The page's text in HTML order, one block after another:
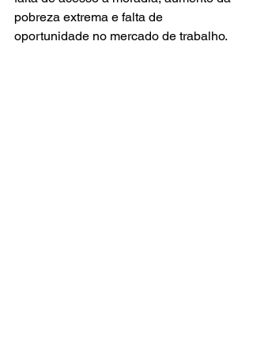
pobreza extrema e falta de
oportunidade no mercado de trabalho.